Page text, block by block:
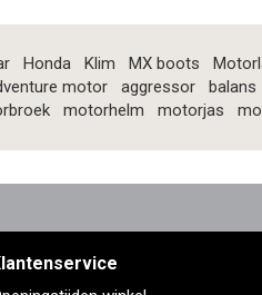
Honda Klim MX boots
motor aggressor balans
motorhelm motorjas